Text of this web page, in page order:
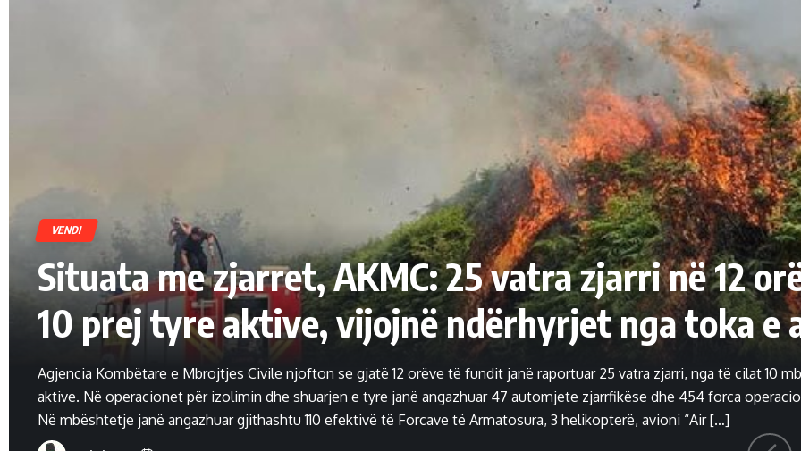
VENDI
Situata me zjarret, AKMC: 25 vatra zjarri në 12
10 prej tyre aktive, vijojnë ndërhyrjet nga toka e
Agjencia Kombëtare e Mbrojtjes Civile njofton se gjatë 12 orëve të fundit janë raportuar 25 vatra zjarri, nga të cilat 10
aktive. Në operacionet për izolimin dhe shuarjen e tyre janë angazhuar 47 automjete zjarrfikëse dhe 454 forca
Në mbështetje janë angazhuar gjithashtu 110 efektivë të Forcave të Armatosura, 3 helikopterë, avioni “Air […]